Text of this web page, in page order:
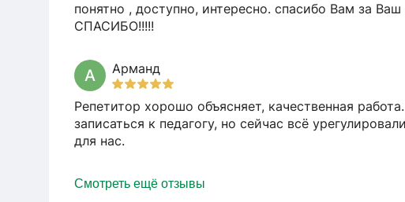
понятно , доступно, интересно. спасибо Вам за
СПАСИБО!!!!!
А Арманд
Репетитор хорошо объясняет, качественная
записаться к педагогу, но сейчас всё
для нас.
Смотреть ещё отзывы